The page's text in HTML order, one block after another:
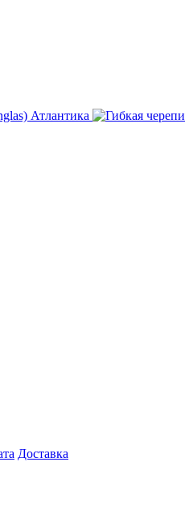
Доставка